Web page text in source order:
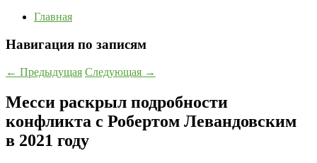
Главная
Навигация по записям
← Предыдущая Следующая →
Месси раскрыл подробности
конфликта с Робертом Левандовским
в 2021 году